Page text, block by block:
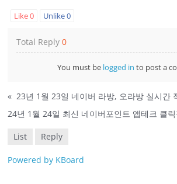
Like0 Unlike0
Total Reply0
You must be logged in to post a
« 23년 1월 23일 네이버 라방, 오라방 실시간
24년 1월 24일 최신 네이버포인트 앱테크 클
List Reply
Powered by KBoard